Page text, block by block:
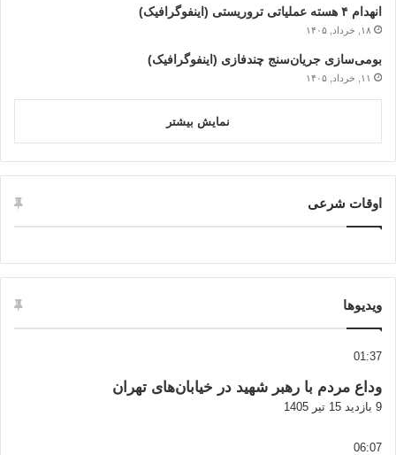
انهدام ۴ هسته عملیاتی تروریستی (اینفوگرافیک)
۱۸, خرداد, ۱۴۰۵
بومی‌سازی جریان‌سنج چندفازی (اینفوگرافیک)
۱۱, خرداد, ۱۴۰۵
نمایش بیشتر
اوقات شرعی
ویدیوها
01:37
وداع مردم با رهبر شهید در خیابان‌های تهران
9 بازدید 15 تیر 1405
06:07